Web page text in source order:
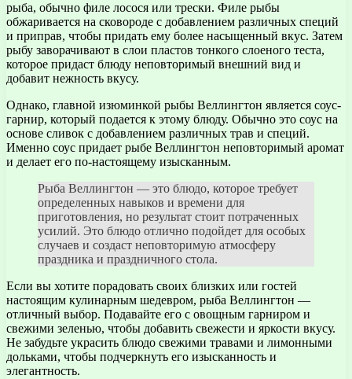
рыба, обычно филе лосося или трески. Филе рыбы
обжаривается на сковороде с добавлением различных специй
и приправ, чтобы придать ему более насыщенный вкус. Затем
рыбу заворачивают в слои пластов тонкого слоеного теста,
которое придаст блюду неповторимый внешний вид и
добавит нежность вкусу.
Однако, главной изюминкой рыбы Веллингтон является соус-
гарнир, который подается к этому блюду. Обычно это соус на
основе сливок с добавлением различных трав и специй.
Именно соус придает рыбе Веллингтон неповторимый аромат
и делает его по-настоящему изысканным.
Рыба Веллингтон — это блюдо, которое требует
определенных навыков и времени для
приготовления, но результат стоит потраченных
усилий. Это блюдо отлично подойдет для особых
случаев и создаст неповторимую атмосферу
праздника и праздничного стола.
Если вы хотите порадовать своих близких или гостей
настоящим кулинарным шедевром, рыба Веллингтон —
отличный выбор. Подавайте его с овощным гарниром и
свежими зеленью, чтобы добавить свежести и яркости вкусу.
Не забудьте украсить блюдо свежими травами и лимонными
дольками, чтобы подчеркнуть его изысканность и
элегантность.